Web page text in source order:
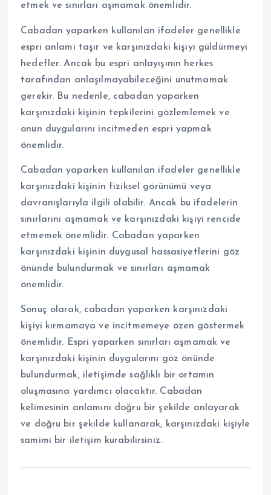
etmek ve sınırları aşmamak önemlidir.
Cabadan yaparken kullanılan ifadeler genellikle
espri anlamı taşır ve karşınızdaki kişiyi güldürmeyi
hedefler. Ancak bu espri anlayışının herkes
tarafından anlaşılmayabileceğini unutmamak
gerekir. Bu nedenle, cabadan yaparken
karşınızdaki kişinin tepkilerini gözlemlemek ve
onun duygularını incitmeden espri yapmak
önemlidir.
Cabadan yaparken kullanılan ifadeler genellikle
karşınızdaki kişinin fiziksel görünümü veya
davranışlarıyla ilgili olabilir. Ancak bu ifadelerin
sınırlarını aşmamak ve karşınızdaki kişiyi rencide
etmemek önemlidir. Cabadan yaparken
karşınızdaki kişinin duygusal hassasiyetlerini göz
önünde bulundurmak ve sınırları aşmamak
önemlidir.
Sonuç olarak, cabadan yaparken karşınızdaki
kişiyi kırmamaya ve incitmemeye özen göstermek
önemlidir. Espri yaparken sınırları aşmamak ve
karşınızdaki kişinin duygularını göz önünde
bulundurmak, iletişimde sağlıklı bir ortamın
oluşmasına yardımcı olacaktır. Cabadan
kelimesinin anlamını doğru bir şekilde anlayarak
ve doğru bir şekilde kullanarak, karşınızdaki kişiyle
samimi bir iletişim kurabilirsiniz.